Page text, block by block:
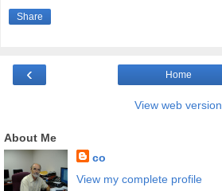
Share
‹ Home
View web version
About Me
co
View my complete profile